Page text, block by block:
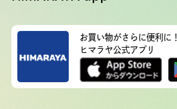
お買い物がさらに便利に！
ヒマラヤ公式アプリ